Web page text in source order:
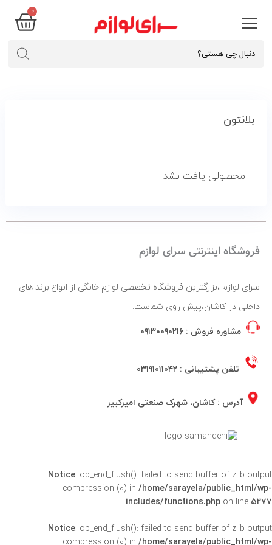
۰
بلانتون
محصولی یافت نشد
فروشگاه اینترنتی سرای لوازم
سرای لوازم ،بزرگترین فروشگاه تخصصی لوازم خانگی از انواع برند های
داخلی در کاشان،پیش روی شماست.
مشاوره فروش : ۰۹۱۳۰۰۹۰۲۱۶
تلفن پشتیبانی : ۰۳۱۹۱۰۱۱۰۴۲
آدرس : کاشان، شهرک صنعتی امیرکبیر
Notice: ob_end_flush(): failed to send buffer of zlib output
compression (0) in/home/sarayela/public_html/wp-
includes/functions.php on line ۵۲۷۷
Notice: ob_end_flush(): failed to send buffer of zlib output
compression (0) in/home/sarayela/public_html/wp-